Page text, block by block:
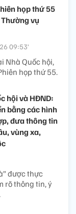
họp thứ 55
vụ
09:53’
Nhà Quốc hội,
họp thứ 55.
hội và HĐND:
bằng các hình
đưa thông tin
vùng xa,
được thực
rõ thông tin, ý